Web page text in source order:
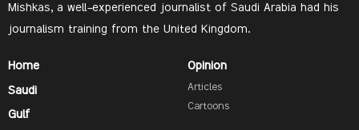
Mishkas, a well-experienced journalist of Saudi Arabia had his
journalism training from the United Kingdom.
Home
Saudi
Gulf
Opinion
Articles
Cartoons